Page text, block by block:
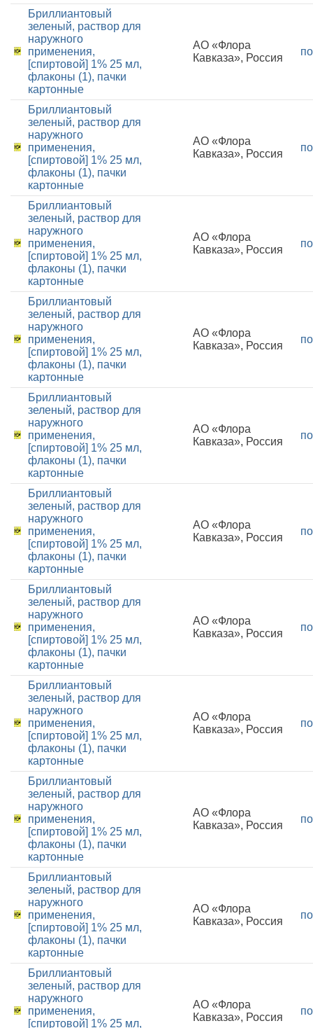
Бриллиантовый
зеленый, раствор для
наружного
применения,
[спиртовой] 1% 25 мл,
флаконы (1), пачки
картонные
АО «Флора
Кавказа», Россия
Бриллиантовый
зеленый, раствор для
наружного
применения,
[спиртовой] 1% 25 мл,
флаконы (1), пачки
картонные
АО «Флора
Кавказа», Россия
Бриллиантовый
зеленый, раствор для
наружного
применения,
[спиртовой] 1% 25 мл,
флаконы (1), пачки
картонные
АО «Флора
Кавказа», Россия
Бриллиантовый
зеленый, раствор для
наружного
применения,
[спиртовой] 1% 25 мл,
флаконы (1), пачки
картонные
АО «Флора
Кавказа», Россия
Бриллиантовый
зеленый, раствор для
наружного
применения,
[спиртовой] 1% 25 мл,
флаконы (1), пачки
картонные
АО «Флора
Кавказа», Россия
Бриллиантовый
зеленый, раствор для
наружного
применения,
[спиртовой] 1% 25 мл,
флаконы (1), пачки
картонные
АО «Флора
Кавказа», Россия
Бриллиантовый
зеленый, раствор для
наружного
применения,
[спиртовой] 1% 25 мл,
флаконы (1), пачки
картонные
АО «Флора
Кавказа», Россия
Бриллиантовый
зеленый, раствор для
наружного
применения,
[спиртовой] 1% 25 мл,
флаконы (1), пачки
картонные
АО «Флора
Кавказа», Россия
Бриллиантовый
зеленый, раствор для
наружного
применения,
[спиртовой] 1% 25 мл,
флаконы (1), пачки
картонные
АО «Флора
Кавказа», Россия
Бриллиантовый
зеленый, раствор для
наружного
применения,
[спиртовой] 1% 25 мл,
флаконы (1), пачки
картонные
АО «Флора
Кавказа», Россия
Бриллиантовый
зеленый, раствор для
наружного
применения,
[спиртовой] 1% 25 мл,
АО «Флора
Кавказа», Россия